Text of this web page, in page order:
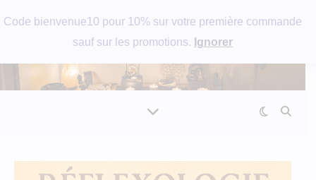
Code bienvenue10 pour 10% sur votre première commande
sauf sur les promotions. Ignorer